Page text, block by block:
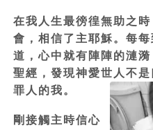
在我人生最徬徨無助之
會，相信了主耶穌。每
道，心中就有陣陣的漣
聖經，發現神愛世人不
罪人的我。
剛接觸主時信心